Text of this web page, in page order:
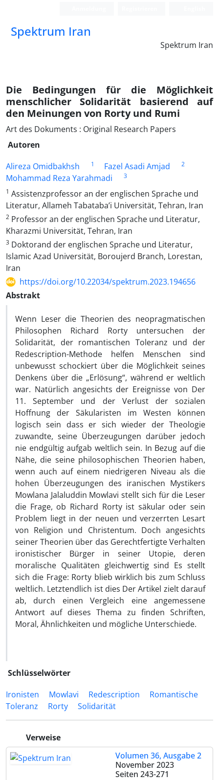
Spektrum Iran
Spektrum Iran
Die Bedingungen für die Möglichkeit
menschlicher Solidarität basierend auf
den Meinungen von Rorty und Rumi
Art des Dokuments : Original Research Papers
Autoren
Alireza Omidbakhsh
1 Fazel Asadi Amjad 2
Mohammad Reza Yarahmadi
3
1 Assistenzprofessor an der englischen Sprache und
Literatur, Allameh Tabataba’i Universität, Tehran, Iran
2 Professor an der englischen Sprache und Literatur,
Kharazmi Universität, Tehran, Iran
3 Doktorand der englischen Sprache und Literatur,
Islamic Azad Universität, Boroujerd Branch, Lorestan,
Iran
https://doi.org/10.22034/spektrum.2023.194656
Abstrakt
Wenn Leser die Theorien des neopragmatischen
Philosophen Richard Rorty untersuchen der
Solidarität, der romantischen Toleranz und der
Redescription-Methode helfen Menschen sind
unbewusst schockiert über die Möglichkeit seines
Denkens über die „Erlösung“, während er weltlich
war. Natürlich angesichts der Ereignisse von Der
11. September und der Verlust der sozialen
Hoffnung der Säkularisten im Westen können
logisch sein dass er sich wieder der Theologie
zuwandte, seine Überzeugungen darüber jedoch
nie endgültig aufgab weltlich sein. In Bezug auf die
Nähe, die seine philosophischen Theorien haben,
wenn auch auf einem niedrigeren Niveau als die
hohen Überzeugungen des iranischen Mystikers
Mowlana Jalaluddin Mowlavi stellt sich für die Leser
die Frage, ob Richard Rorty ist säkular oder sein
Problem liegt in der neuen und verzerrten Lesart
von Religion und Christentum. Doch angesichts
seiner Theorien über das Gerechtfertigte Verhalten
ironistischer Bürger in seiner Utopie, deren
moralische Qualitäten gleichwertig sind Es stellt
sich die Frage: Rorty blieb wirklich bis zum Schluss
weltlich. Letztendlich ist dies Der Artikel zielt darauf
ab, durch einen Vergleich eine angemessene
Antwort auf dieses Thema zu finden Schriften,
Moral, Ähnlichkeiten und mögliche Unterschiede.
Schlüsselwörter
Ironisten
Mowlavi Redescription
Romantische
Toleranz
Rorty Solidarität
Verweise
Volumen 36, Ausgabe 2
November 2023
Seiten 243-271